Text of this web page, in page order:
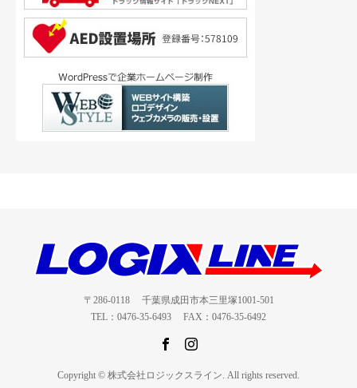
〒286-0118 千葉県成田市本三里塚1001-501
TEL：0476-35-6493 FAX：0476-35-6492
Copyright © 株式会社ロジックスライン. All rights reserved.